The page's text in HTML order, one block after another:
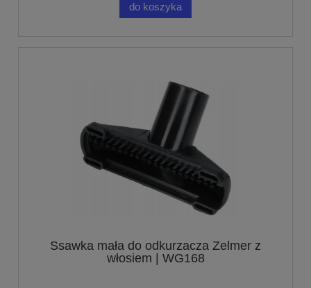
do koszyka
Ssawka mała do odkurzacza Zelmer z
włosiem | WG168